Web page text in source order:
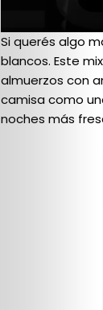
PLOP
Imagen
y
Si querés algo
blancos. Este
almuerzos con
camisa como
noches más